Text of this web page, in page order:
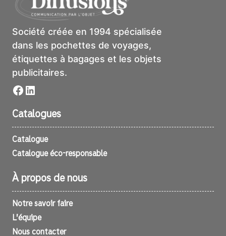
Société créée en 1994 spécialisée
dans les pochettes de voyages,
étiquettes à bagages et les objets
publicitaires.
Facebook
LinkedIn
Catalogues
Catalogue
Catalogue éco-responsable
À propos de nous
Notre savoir faire
L’équipe
Nous contacter